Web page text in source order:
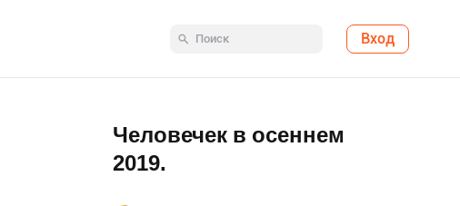
Вход
Человечек в осеннем
2019.